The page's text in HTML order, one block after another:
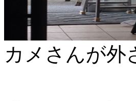
カメさんが外